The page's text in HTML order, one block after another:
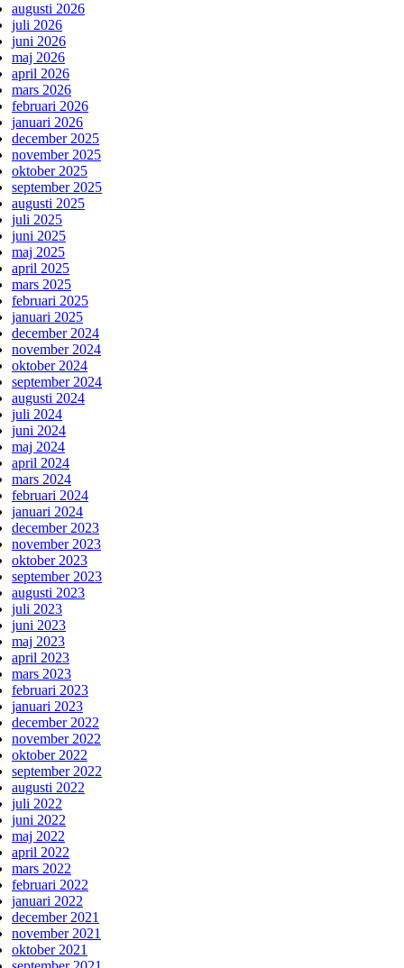
augusti 2026
juli 2026
juni 2026
maj 2026
april 2026
mars 2026
februari 2026
januari 2026
december 2025
november 2025
oktober 2025
september 2025
augusti 2025
juli 2025
juni 2025
maj 2025
april 2025
mars 2025
februari 2025
januari 2025
december 2024
november 2024
oktober 2024
september 2024
augusti 2024
juli 2024
juni 2024
maj 2024
april 2024
mars 2024
februari 2024
januari 2024
december 2023
november 2023
oktober 2023
september 2023
augusti 2023
juli 2023
juni 2023
maj 2023
april 2023
mars 2023
februari 2023
januari 2023
december 2022
november 2022
oktober 2022
september 2022
augusti 2022
juli 2022
juni 2022
maj 2022
april 2022
mars 2022
februari 2022
januari 2022
december 2021
november 2021
oktober 2021